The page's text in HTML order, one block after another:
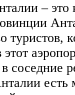
–
туристов,
соседние
есть